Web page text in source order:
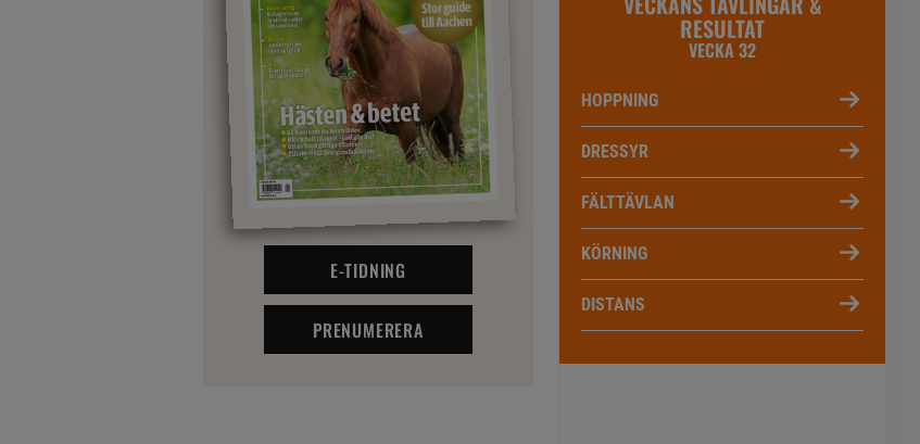
E-TIDNING
PRENUMERERA
RESULTAT
VECKA 32
HOPPNING
DRESSYR
FÄLTTÄVLAN
KÖRNING
DISTANS